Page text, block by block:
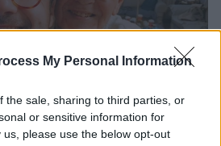
My Personal Information
the sale, sharing to third parties, or
or sensitive information for
please use the below opt-out
Τα πρώτα γενέθλια
του και η συγκινητική